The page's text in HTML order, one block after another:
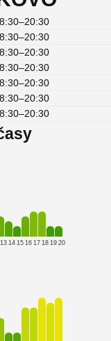
8:30–20:30
8:30–20:30
8:30–20:30
8:30–20:30
8:30–20:30
8:30–20:30
8:30–20:30
13 14 15 16 17 18 19 20